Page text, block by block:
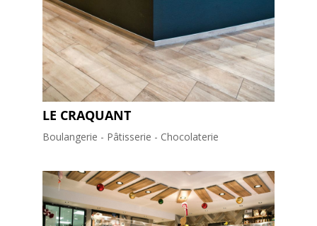
LE CRAQUANT
Boulangerie - Pâtisserie - Chocolaterie